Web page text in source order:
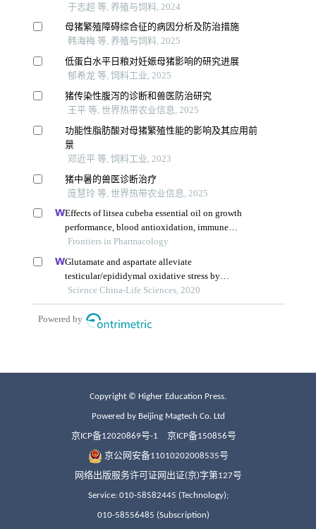
Copyright © Higher Education Press.
Powered by Beijing Magtech Co. Ltd
京ICP备12020869号-1 京ICP备150856号
京公网安备11010202008535号
网络出版服务许可证网出证(京)字第127号
Service: 010-58582445 (Technology);
010-58556485 (Subscription)